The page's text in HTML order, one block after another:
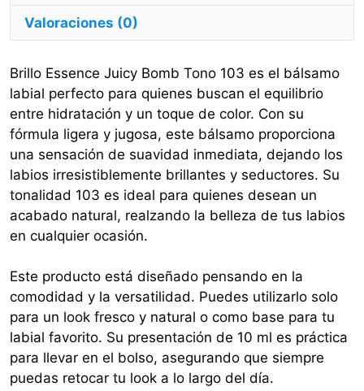
Valoraciones (0)
Brillo Essence Juicy Bomb Tono 103 es el bálsamo
labial perfecto para quienes buscan el equilibrio
entre hidratación y un toque de color. Con su
fórmula ligera y jugosa, este bálsamo proporciona
una sensación de suavidad inmediata, dejando los
labios irresistiblemente brillantes y seductores. Su
tonalidad 103 es ideal para quienes desean un
acabado natural, realzando la belleza de tus labios
en cualquier ocasión.
Este producto está diseñado pensando en la
comodidad y la versatilidad. Puedes utilizarlo solo
para un look fresco y natural o como base para tu
labial favorito. Su presentación de 10 ml es práctica
para llevar en el bolso, asegurando que siempre
puedas retocar tu look a lo largo del día.